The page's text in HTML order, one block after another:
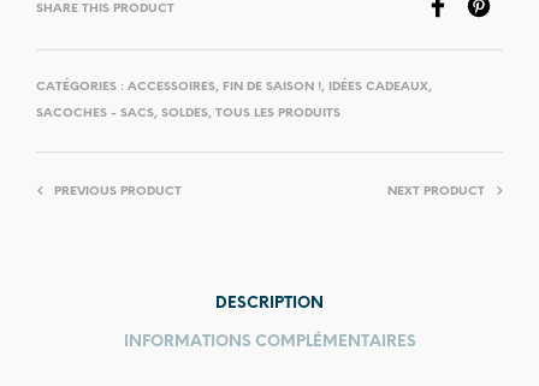
SHARE THIS PRODUCT
CATÉGORIES : ACCESSOIRES, FIN DE SAISON !, IDÉES CADEAUX,
SACOCHES - SACS, SOLDES, TOUS LES PRODUITS
PREVIOUS PRODUCT NEXT PRODUCT
DESCRIPTION
INFORMATIONS COMPLÉMENTAIRES